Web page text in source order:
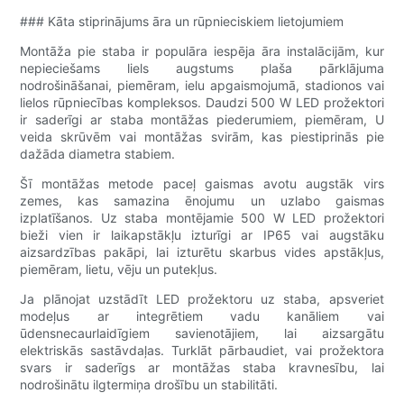
### Kāta stiprinājums āra un rūpnieciskiem lietojumiem
Montāža pie staba ir populāra iespēja āra instalācijām, kur
nepieciešams liels augstums plaša pārklājuma
nodrošināšanai, piemēram, ielu apgaismojumā, stadionos vai
lielos rūpniecības kompleksos. Daudzi 500 W LED prožektori
ir saderīgi ar staba montāžas piederumiem, piemēram, U
veida skrūvēm vai montāžas svirām, kas piestiprinās pie
dažāda diametra stabiem.
Šī montāžas metode paceļ gaismas avotu augstāk virs
zemes, kas samazina ēnojumu un uzlabo gaismas
izplatīšanos. Uz staba montējamie 500 W LED prožektori
bieži vien ir laikapstākļu izturīgi ar IP65 vai augstāku
aizsardzības pakāpi, lai izturētu skarbus vides apstākļus,
piemēram, lietu, vēju un putekļus.
Ja plānojat uzstādīt LED prožektoru uz staba, apsveriet
modeļus ar integrētiem vadu kanāliem vai
ūdensnecaurlaidīgiem savienotājiem, lai aizsargātu
elektriskās sastāvdaļas. Turklāt pārbaudiet, vai prožektora
svars ir saderīgs ar montāžas staba kravnesību, lai
nodrošinātu ilgtermiņa drošību un stabilitāti.